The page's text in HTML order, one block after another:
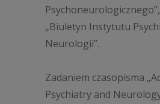
Psychoneurologicznego”
„Biuletyn Instytutu
Neurologii”.
Zadaniem czasopisma „
Psychiatry and